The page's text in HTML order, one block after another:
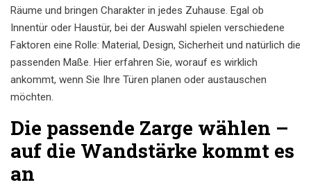
Räume und bringen Charakter in jedes Zuhause. Egal ob
Innentür oder Haustür, bei der Auswahl spielen verschiedene
Faktoren eine Rolle: Material, Design, Sicherheit und natürlich die
passenden Maße. Hier erfahren Sie, worauf es wirklich
ankommt, wenn Sie Ihre Türen planen oder austauschen
möchten.
Die passende Zarge wählen –
auf die Wandstärke kommt es
an